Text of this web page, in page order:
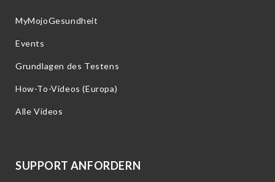
MyMojoGesundheit
Events
Grundlagen des Testens
How-To-Videos (Europa)
Alle Videos
SUPPORT ANFORDERN